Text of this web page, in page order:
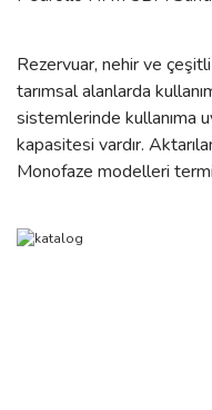
Rezervuar, nehir ve
tarımsal alanlarda
sistemlerinde kullanıma
kapasitesi vardır.
Monofaze modelleri